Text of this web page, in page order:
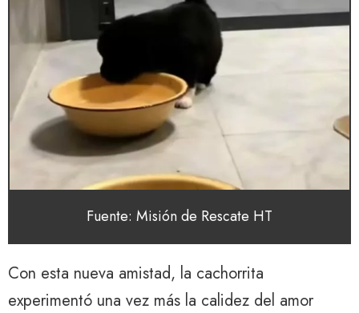
Fuente: Misión de Rescate HT
Con esta nueva amistad, la cachorrita
experimentó una vez más la calidez del amor